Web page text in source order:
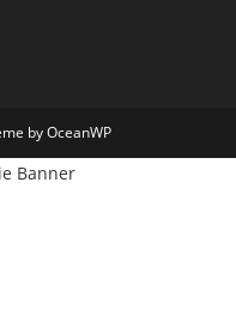
by OceanWP
Banner